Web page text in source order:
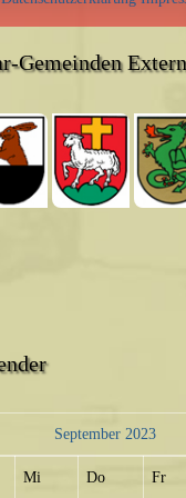
Gemeinden
September 2023
Mi Do Fr